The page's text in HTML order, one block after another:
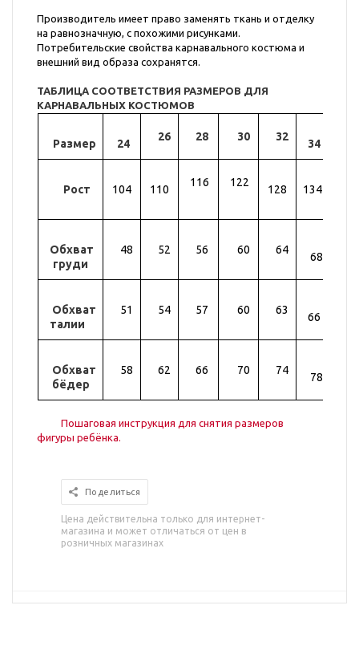
Производитель имеет право заменять ткань и отделку
на равнозначную, с похожими рисунками.
Потребительские свойства карнавального костюма и
внешний вид образа сохранятся.
ТАБЛИЦА СООТВЕТСТВИЯ РАЗМЕРОВ ДЛЯ
КАРНАВАЛЬНЫХ КОСТЮМОВ
Размер 24
26 28 30 32
34
Рост 104 110
116 122
128 134
Обхват
груди
48 52 56 60 64
68
Обхват
талии
51 54 57 60 63
66
Обхват
бёдер
58 62 66 70 74
78
Пошаговая инструкция для снятия размеров
фигуры ребёнка.
Поделиться
Цена действительна только для интернет-
магазина и может отличаться от цен в
розничных магазинах